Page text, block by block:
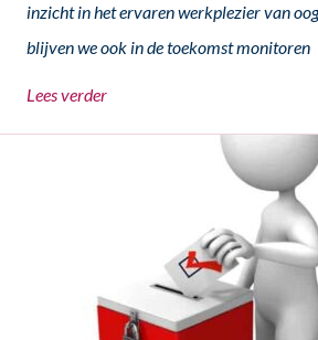
inzicht in het ervaren werkplezier van
blijven we ook in de toekomst monitoren
Lees verder